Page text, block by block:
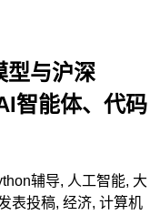
型与沪深
智能体、代码
辅导, 人工智能, 大
表投稿, 经济, 计算机